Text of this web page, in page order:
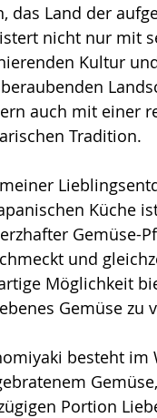
das Land der
nicht nur mit
Kultur
auch mit einer
Tradition.
Küche
Gemüse-
und
Möglichkeit
Gemüse zu
besteht im
Portion